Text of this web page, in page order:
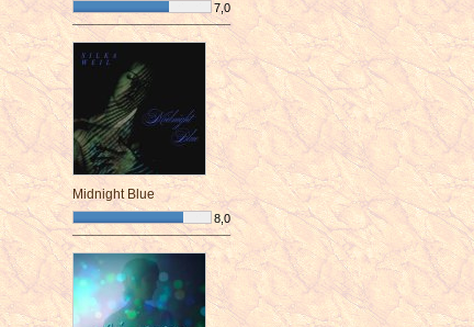
7,0
¯¯¯¯¯¯¯¯¯¯¯¯¯¯¯¯¯¯¯¯¯¯¯¯
Midnight Blue
8,0
¯¯¯¯¯¯¯¯¯¯¯¯¯¯¯¯¯¯¯¯¯¯¯¯